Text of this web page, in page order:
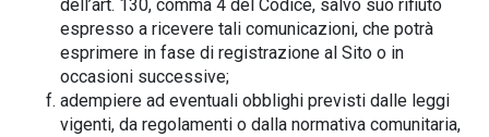
dell’art. 130, comma 4 del Codice, salvo suo rifiuto
espresso a ricevere tali comunicazioni, che potrà
esprimere in fase di registrazione al Sito o in
occasioni successive;
adempiere ad eventuali obblighi previsti dalle leggi
vigenti, da regolamenti o dalla normativa comunitaria,